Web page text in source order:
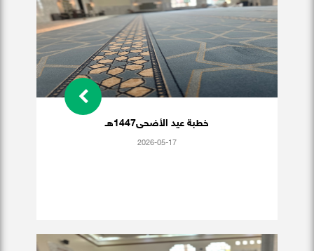
خطبة عيد الأضحى1447هـ
2026-05-17